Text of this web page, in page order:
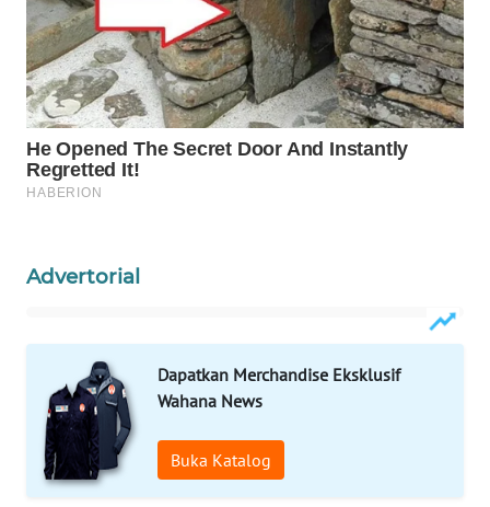
Advertorial
Dapatkan Merchandise Eksklusif
Wahana News
Buka Katalog
TRAVEL
WAHANA
TV
WAHANANEWS
ID
WAHANA
SPORT
WAHANA
UMKM